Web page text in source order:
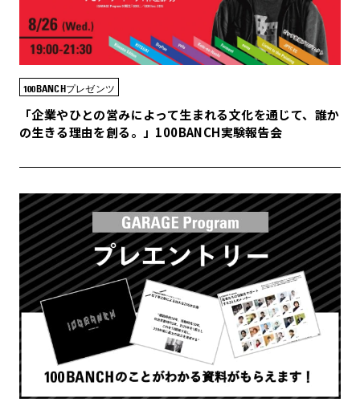
100BANCHプレゼンツ
「企業やひとの営みによって生まれる文化を通じて、誰か
の生きる理由を創る。」100BANCH実験報告会